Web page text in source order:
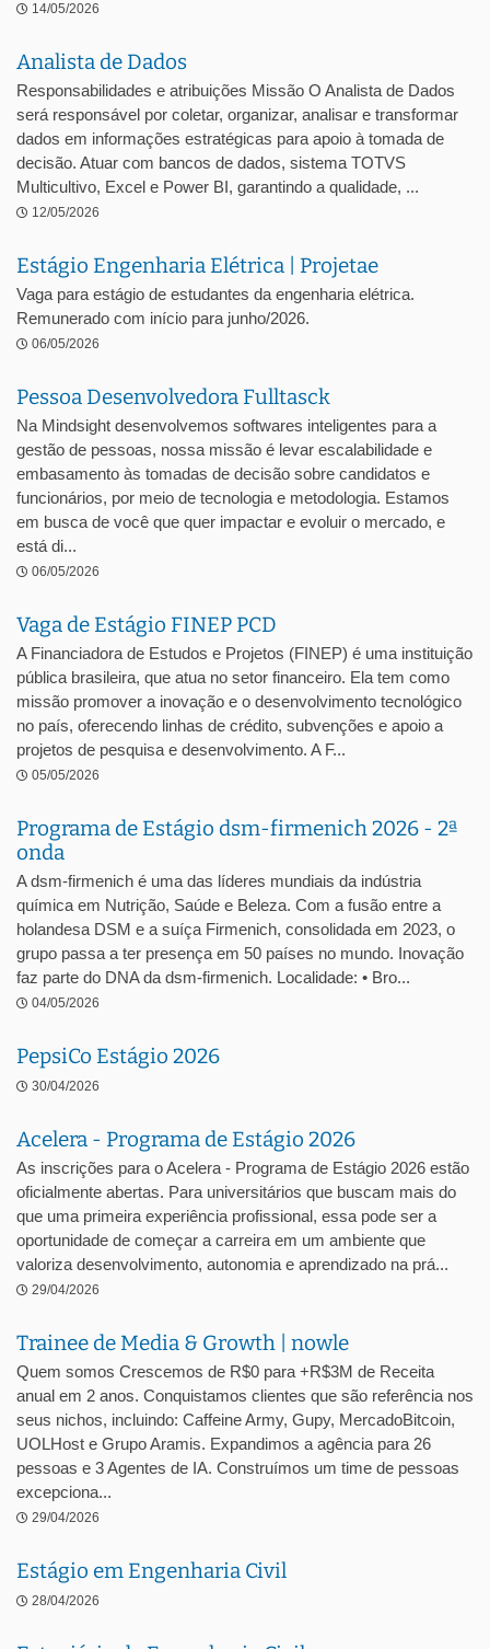
14/05/2026
Analista de Dados
Responsabilidades e atribuições Missão O Analista de Dados
será responsável por coletar, organizar, analisar e transformar
dados em informações estratégicas para apoio à tomada de
decisão. Atuar com bancos de dados, sistema TOTVS
Multicultivo, Excel e Power BI, garantindo a qualidade, ...
12/05/2026
Estágio Engenharia Elétrica | Projetae
Vaga para estágio de estudantes da engenharia elétrica.
Remunerado com início para junho/2026.
06/05/2026
Pessoa Desenvolvedora Fulltasck
Na Mindsight desenvolvemos softwares inteligentes para a
gestão de pessoas, nossa missão é levar escalabilidade e
embasamento às tomadas de decisão sobre candidatos e
funcionários, por meio de tecnologia e metodologia. Estamos
em busca de você que quer impactar e evoluir o mercado, e
está di...
06/05/2026
Vaga de Estágio FINEP PCD
A Financiadora de Estudos e Projetos (FINEP) é uma instituição
pública brasileira, que atua no setor financeiro. Ela tem como
missão promover a inovação e o desenvolvimento tecnológico
no país, oferecendo linhas de crédito, subvenções e apoio a
projetos de pesquisa e desenvolvimento. A F...
05/05/2026
Programa de Estágio dsm-firmenich 2026 - 2ª
onda
A dsm-firmenich é uma das líderes mundiais da indústria
química em Nutrição, Saúde e Beleza. Com a fusão entre a
holandesa DSM e a suíça Firmenich, consolidada em 2023, o
grupo passa a ter presença em 50 países no mundo. Inovação
faz parte do DNA da dsm-firmenich. Localidade: • Bro...
04/05/2026
PepsiCo Estágio 2026
30/04/2026
Acelera - Programa de Estágio 2026
As inscrições para o Acelera - Programa de Estágio 2026 estão
oficialmente abertas. Para universitários que buscam mais do
que uma primeira experiência profissional, essa pode ser a
oportunidade de começar a carreira em um ambiente que
valoriza desenvolvimento, autonomia e aprendizado na prá...
29/04/2026
Trainee de Media & Growth | nowle
Quem somos Crescemos de R$0 para +R$3M de Receita
anual em 2 anos. Conquistamos clientes que são referência nos
seus nichos, incluindo: Caffeine Army, Gupy, MercadoBitcoin,
UOLHost e Grupo Aramis. Expandimos a agência para 26
pessoas e 3 Agentes de IA. Construímos um time de pessoas
excepciona...
29/04/2026
Estágio em Engenharia Civil
28/04/2026